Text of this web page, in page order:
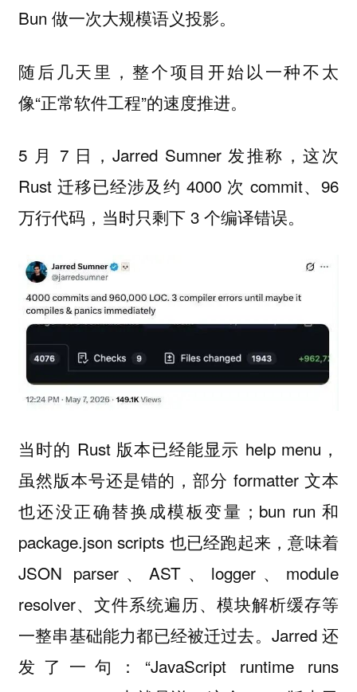
Bun 做一次大规模语义投影。
随后几天里，整个项目开始以一种不太
像“正常软件工程”的速度推进。
5 月 7 日，Jarred Sumner 发推称，这次
Rust 迁移已经涉及约 4000 次 commit、96
万行代码，当时只剩下 3 个编译错误。
当时的 Rust 版本已经能显示 help menu，
虽然版本号还是错的，部分 formatter 文本
也还没正确替换成模板变量；bun run 和
package.json scripts 也已经跑起来，意味着
JSON parser、AST、logger、module
resolver、文件系统遍历、模块解析缓存等
一整串基础能力都已经被迁过去。Jarred 还
发了一句：“JavaScript runtime runs